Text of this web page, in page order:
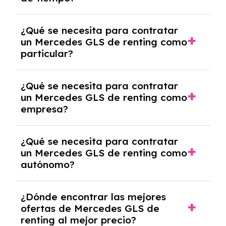
económica.
pero puede haber penalizaciones por
cancelación anticipada. Es importante revisar
las condiciones del contrato y hablar con un
experto que te asesore.
¿Qué se necesita para contratar
un Mercedes GLS de renting como
particular?
y, en algunos casos, una consulta de solvencia
crediticia y un pago inicial.
¿Qué se necesita para contratar
un Mercedes GLS de renting como
empresa?
documentación financiera y, en algunos
casos, un informe de solvencia de la empresa
y un pago inicial.
¿Qué se necesita para contratar
un Mercedes GLS de renting como
autónomo?
autónomos, justificante de ingresos y, en
algunos casos, un informe fiscal y un pago
inicial.
¿Dónde encontrar las mejores
ofertas de Mercedes GLS de
renting al mejor precio?